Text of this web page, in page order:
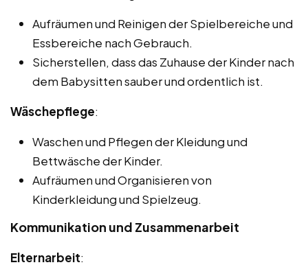
Aufräumen und Reinigen der Spielbereiche und
Essbereiche nach Gebrauch.
Sicherstellen, dass das Zuhause der Kinder nach
dem Babysitten sauber und ordentlich ist.
Wäschepflege:
Waschen und Pflegen der Kleidung und
Bettwäsche der Kinder.
Aufräumen und Organisieren von
Kinderkleidung und Spielzeug.
Kommunikation und Zusammenarbeit
Elternarbeit: